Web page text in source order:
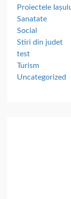
Proiectele
Sanatate
Social
Stiri din judet
test
Turism
Uncategorized